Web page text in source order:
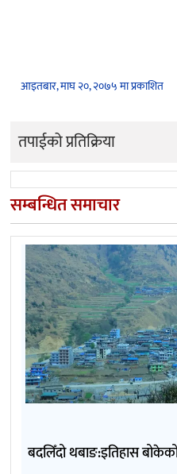
आइतबार, माघ २०, २०७५ मा प्रकाशित
तपाईको प्रतिक्रिया
सम्बन्धित समाचार
बदलिँदो थबाङ:इतिहास